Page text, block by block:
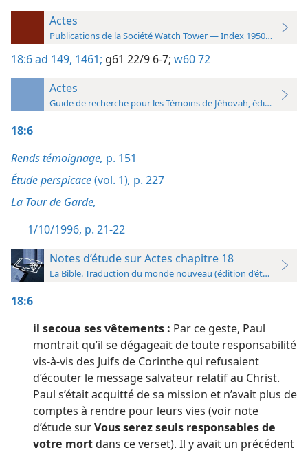
Actes
Publications de la Société Watch Tower — Index 1950-1985
18:6ad 149, 1461; g61 22/9 6-7; w60 72
Actes
Guide de recherche pour les Témoins de Jéhovah, édition 2019
18:6
Rends témoignage, p. 151
Étude perspicace(vol. 1), p. 227
La Tour de Garde,
1/10/1996, p. 21-22
Notes d’étude sur Actes chapitre 18
La Bible. Traduction du monde nouveau (édition d’étude)
18:6
il secoua ses vêtements : Par ce geste, Paul
montrait qu’il se dégageait de toute responsabilité
vis-à-vis des Juifs de Corinthe qui refusaient
d’écouter le message salvateur relatif au Christ.
Paul s’était acquitté de sa mission et n’avait plus de
comptes à rendre pour leurs vies (voir note
d’étude surVous serez seuls responsables de
votre mortdans ce verset). Il y avait un précédent